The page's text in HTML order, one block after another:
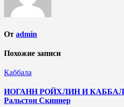
От admin
Похожие записи
Каббала
ИОГАНН РОЙХЛИН И КАББАЛА
Ральстон Скиннер